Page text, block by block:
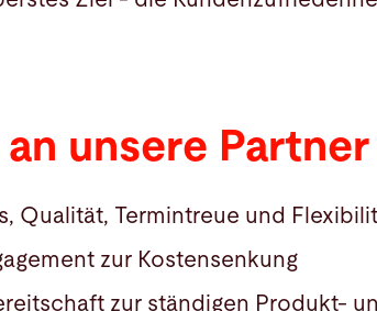
unsere Partner
Qualität, Termintreue und
zur Kostensenkung
zur ständigen Produkt-